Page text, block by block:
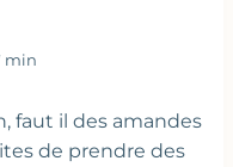
min
faut il des amandes
de prendre des